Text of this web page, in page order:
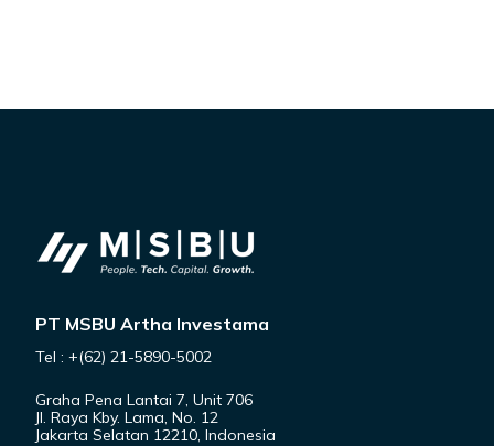
PT MSBU Artha Investama
Tel : +(62) 21-5890-5002
Graha Pena Lantai 7, Unit 706
Jl. Raya Kby. Lama, No. 12
Jakarta Selatan 12210, Indonesia